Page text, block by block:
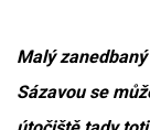
Malý
Sázavou se